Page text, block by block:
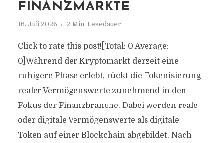
FINANZMÄRKTE
16. Juli 2026 2 Min. Lesedauer
Click to rate this post![Total: 0 Average:
0]Während der Kryptomarkt derzeit eine
ruhigere Phase erlebt, rückt die Tokenisierung
realer Vermögenswerte zunehmend in den
Fokus der Finanzbranche. Dabei werden reale
oder digitale Vermögenswerte als digitale
Token auf einer Blockchain abgebildet. Nach